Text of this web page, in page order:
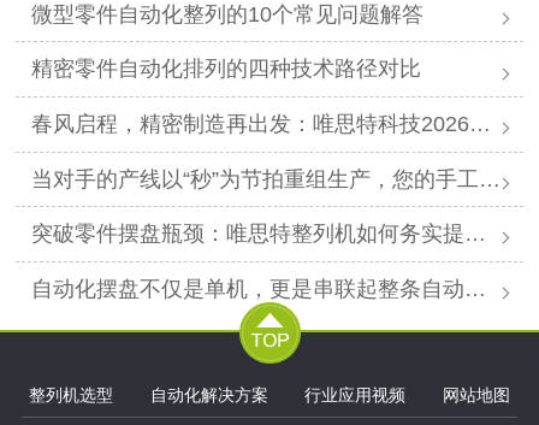
微型零件自动化整列的10个常见问题解答
精密零件自动化排列的四种技术路径对比
春风启程，精密制造再出发：唯思特科技2026年春节后正式开工
当对手的产线以“秒”为节拍重组生产，您的手工摆盘环节是否已成为供应链响应赛跑中的“绊马索”？
突破零件摆盘瓶颈：唯思特整列机如何务实提升产线效能
自动化摆盘不仅是单机，更是串联起整条自动化产线的“高效关节”。
整列机选型 自动化解决方案 行业应用视频 网站地图